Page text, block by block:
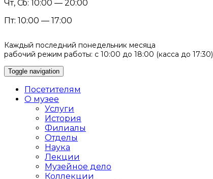
Чт, Сб: 10:00 — 20:00
Пт: 10:00 — 17:00
Каждый последний понедельник месяца
рабочий режим работы: с 10:00 до 18:00 (касса до 17:30)
Toggle navigation
Посетителям
О музее
Услуги
История
Филиалы
Отделы
Наука
Лекции
Музейное дело
Коллекции